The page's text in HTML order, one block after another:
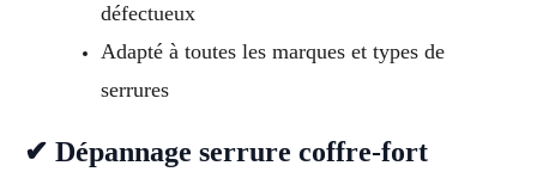
défectueux
Adapté à toutes les marques et types de
serrures
✔ Dépannage serrure coffre-fort